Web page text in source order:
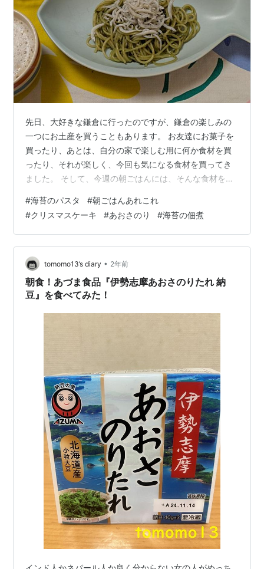
先日、大好きな鎌倉に行ったのですが、鎌倉の楽しみの
一つにお土産を買うこともあります。 お友達にお菓子を
買ったり、あとは、自分の家で楽しむ用に何か食材を買
ったり、それが楽しく、今回も気になる食材を買ってき
ました。 そして、今週の朝ごはんには、そんな食材を使
海苔のパスタも味わいました！ パスタ 海苔のパスタ ス
パゲッティミートソース 麺類 あんかけにゅう麺 ご飯 白
ご飯 パン 卵とミートソースのトースト しらすチーズト
ースト スイーツ クリスマスケーキ 今週の朝ごはんあれ
これ、海苔のパスタも味わいました！ パスタ 海苔のパス
タ 上の写真です。 こ…
#海苔のパスタ #朝ごはんあれこれ
#クリスマスケーキ #あおさのり #海苔の佃煮
tomomo13’s diary • 2年前
朝食！あづま食品『伊勢志摩あおさのりたれ 納
豆』を食べてみた！